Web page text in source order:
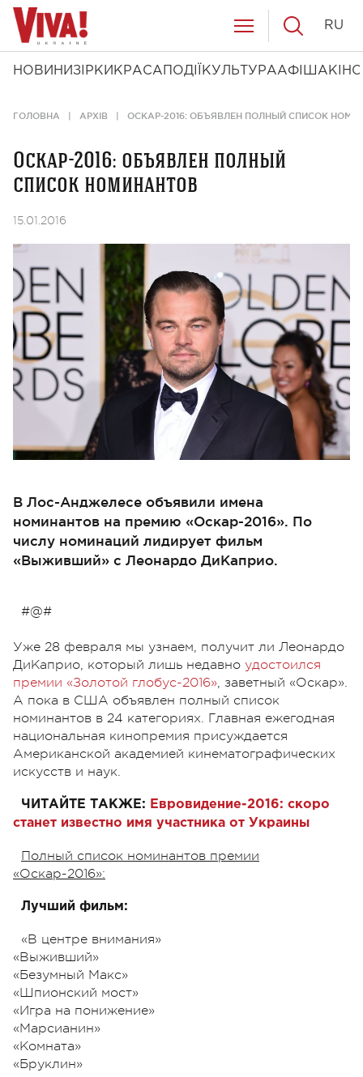
НОВИНИ ЗІРКИ КРАСА ПОДІЇ КУЛЬТУРААФІША КІНО
RU
ГОЛОВНА АРХІВ ОСКАР-2016: ОБЪЯВЛЕН ПОЛНЫЙ СПИСОК
Оскар-2016: объявлен полный
список номинантов
15.01.2016
В Лос-Анджелесе объявили имена
номинантов на премию «Оскар-2016». По
числу номинаций лидирует фильм
«Выживший» с Леонардо ДиКаприо.
#@#
Уже 28 февраля мы узнаем, получит ли Леонардо
ДиКаприо, который лишь недавно удостоился
премии «Золотой глобус-2016», заветный «Оскар».
А пока в США объявлен полный список
номинантов в 24 категориях. Главная ежегодная
национальная кинопремия присуждается
Американской академией кинематографических
искусств и наук.
ЧИТАЙТЕ ТАКЖЕ: Евровидение-2016: скоро
станет известно имя участника от Украины
Полный список номинантов премии
«Оскар-2016»:
Лучший фильм:
«В центре внимания»
«Выживший»
«Безумный Макс»
«Шпионский мост»
«Игра на понижение»
«Марсианин»
«Комната»
«Бруклин»